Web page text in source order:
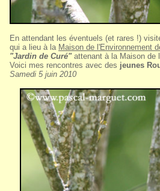
En attendant les éventuels (et rares !)
qui a lieu à la Maison de l'Environnement
"Jardin de Curé"attenant à la Maison de
Voici mes rencontres avec des jeunes
Samedi 5 juin 2010